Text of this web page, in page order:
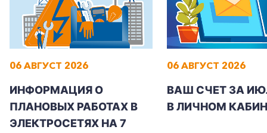
+7-800-700-24-57
Заказать обратный звонок
Частным клиентам
Корпоративным клиентам
06 АВГУСТ 2026
ИНФОРМАЦИЯ О
ПЛАНОВЫХ РАБОТАХ В
ЭЛЕКТРОСЕТЯХ НА 7
06 АВГУСТ 2026
ВАШ СЧЕТ ЗА
В ЛИЧНОМ